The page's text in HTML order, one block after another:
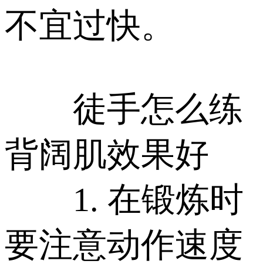
不宜过快。
徒手怎么练
背阔肌效果好
1. 在锻炼时
要注意动作速度